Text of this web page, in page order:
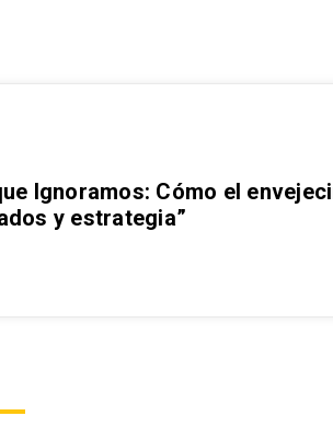
Ignoramos: Cómo el
y estrategia”